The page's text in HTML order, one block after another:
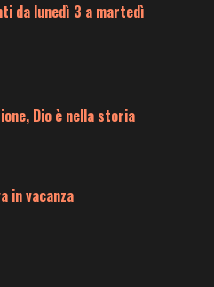
da lunedì 3 a martedì
Dio è nella storia
in vacanza